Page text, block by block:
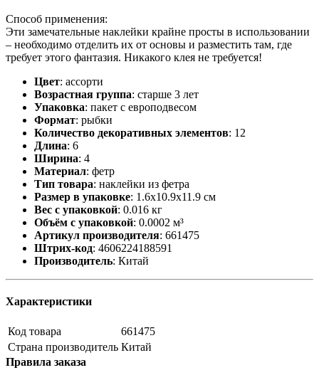
Способ применения:
Эти замечательные наклейки крайне просты в использовании
– необходимо отделить их от основы и разместить там, где
требует этого фантазия. Никакого клея не требуется!
Цвет: ассорти
Возрастная группа: старше 3 лет
Упаковка: пакет с европодвесом
Формат: рыбки
Количество декоративных элементов: 12
Длина: 6
Ширина: 4
Материал: фетр
Тип товара: наклейки из фетра
Размер в упаковке: 1.6x10.9x11.9 см
Вес с упаковкой: 0.016 кг
Объём с упаковкой: 0.0002 м³
Артикул производителя: 661475
Штрих-код: 4606224188591
Производитель: Китай
Характеристики
Код товара
661475
Страна производитель Китай
Правила заказа